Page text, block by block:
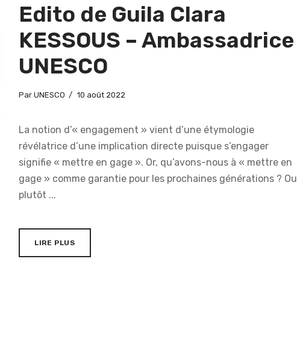
Edito de Guila Clara
KESSOUS – Ambassadrice
UNESCO
Par UNESCO 10 août 2022
La notion d’« engagement » vient d’une étymologie
révélatrice d’une implication directe puisque s’engager
signifie « mettre en gage ». Or, qu’avons-nous à « mettre en
gage » comme garantie pour les prochaines générations ? Ou
plutôt ...
LIRE PLUS